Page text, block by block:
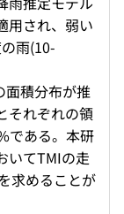
用され、弱い
雨(10-
積分布が推
それぞれの領
である。本研
いてTMIの走
求めることが